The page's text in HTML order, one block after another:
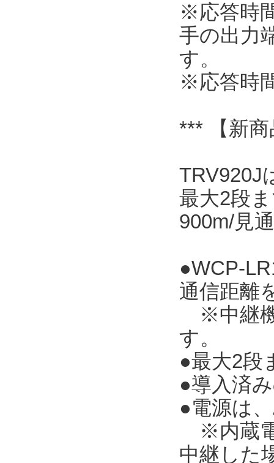
※応答時
手の出力
す。
※応答時
*** 【新
TRV920J
最大2段
900m/見
●WCP-
通信距離
※中継機
す。
●最大2段
●導入済
●電源は
※内蔵電
中継した